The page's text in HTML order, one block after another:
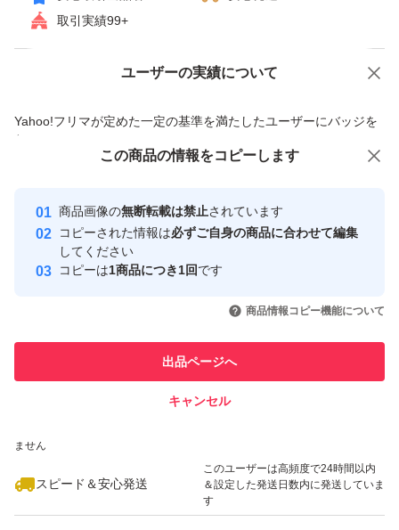
取引実績99+
ユーザーの実績について
Yahoo!フリマが定めた一定の基準を満たしたユーザーにバッジを
付与しています
安心取引出品者
心・安全なユーザーです
取引実績
引を完了させた実績があります
での取引実績があります
ません
スピード＆安心発送
このユーザーは高頻度で24時間以内
＆設定した発送日数内に発送していま
す
価格の相談 商品への質問
この商品の情報をコピーします
商品画像の無断転載は禁止されています
コピーされた情報は必ずご自身の商品に合わせて編集
してください
コピーは1商品につき1回です
商品情報コピー機能について
出品ページへ
キャンセル
この商品をみている人にオススメ